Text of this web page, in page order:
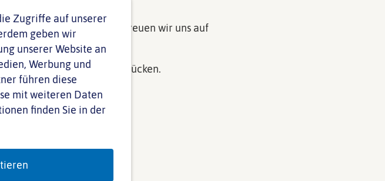
Identität freuen wir uns auf
Nauwieserstr. 19 in Saarbrücken.
Zugriffe auf unserer
geben wir
unserer Website an
Werbung und
führen diese
mit weiteren Daten
finden Sie in der